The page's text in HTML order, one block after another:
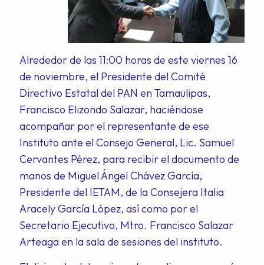
Alrededor de las 11:00 horas de este viernes 16
de noviembre, el Presidente del Comité
Directivo Estatal del PAN en Tamaulipas,
Francisco Elizondo Salazar, haciéndose
acompañar por el representante de ese
Instituto ante el Consejo General, Lic. Samuel
Cervantes Pérez, para recibir el documento de
manos de Miguel Ángel Chávez García,
Presidente del IETAM, de la Consejera Italia
Aracely García López, así como por el
Secretario Ejecutivo, Mtro. Francisco Salazar
Arteaga en la sala de sesiones del instituto.